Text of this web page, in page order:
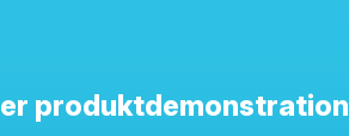
produktdemonstration